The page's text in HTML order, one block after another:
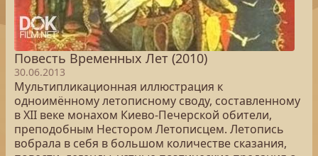
Повесть Временных Лет (2010)
30.06.2013
Мультипликационная иллюстрация к
одноимённому летописному своду, составленному
в XII веке монахом Киево-Печерской обители,
преподобным Нестором Летописцем. Летопись
вобрала в себя в большом количестве сказания,